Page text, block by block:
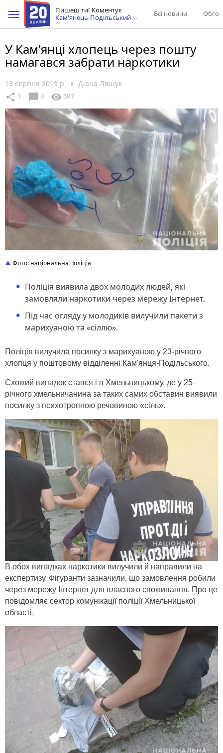
Пишеш ти! Коментує
Кам'янець-Подільський
Всі новини
У Кам'янці хлопець через пошту
намагався забрати наркотики
13 серпня 2019 р. Діана Ляшук
share 1 chat_bubble 0 visibility 587
Фото: національна поліція
Поліція виявила двох молодих людей, які
замовляли наркотики через мережу Інтернет.
Під час огляду у молодиків вилучили пакети з
марихуаною та «сіллю».
Поліція вилучила посилку з марихуаною у 23-річного
хлопця у поштовому відділенні Кам'янця-Подільського.
Схожий випадок стався і в Хмельницькому, де у 25-
річного хмельничанина за таких самих обставин виявили
посилку з психотропною речовиною «сіль».
В обох випадках наркотики вилучили й направили на
експертизу. Фігуранти зазначили, що замовлення робили
через мережу Інтернет для власного споживання. Про це
повідомляє сектор комунікації поліції Хмельницької
області.